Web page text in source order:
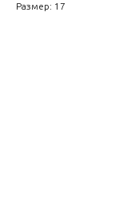
Размер: 17